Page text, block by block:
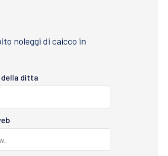
noleggi di caicco in
della ditta